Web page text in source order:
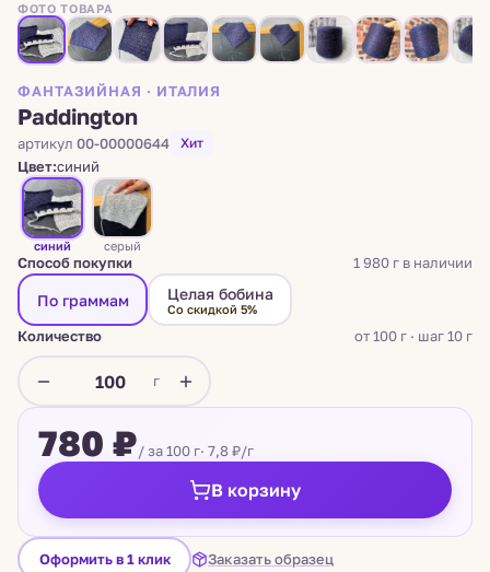
ФОТО ТОВАРА
ФАНТАЗИЙНАЯ · ИТАЛИЯ
Paddington
артикул 00-00000644 Хит
Цвет:синий
синий серый
Способ покупки 1 980 г в наличии
По граммам Целая бобина
Со скидкой 5%
Количество от 100 г · шаг 10 г
г
780 ₽/ за 100 г· 7,8 ₽/г
В корзину
Оформить в 1 клик Заказать образец